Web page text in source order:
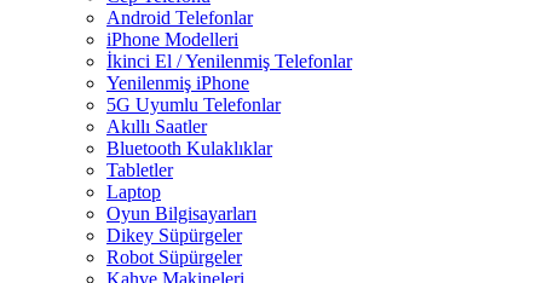
Android Telefonlar
iPhone Modelleri
İkinci El / Yenilenmiş Telefonlar
Yenilenmiş iPhone
5G Uyumlu Telefonlar
Akıllı Saatler
Bluetooth Kulaklıklar
Tabletler
Laptop
Oyun Bilgisayarları
Dikey Süpürgeler
Robot Süpürgeler
Kahve Makineleri